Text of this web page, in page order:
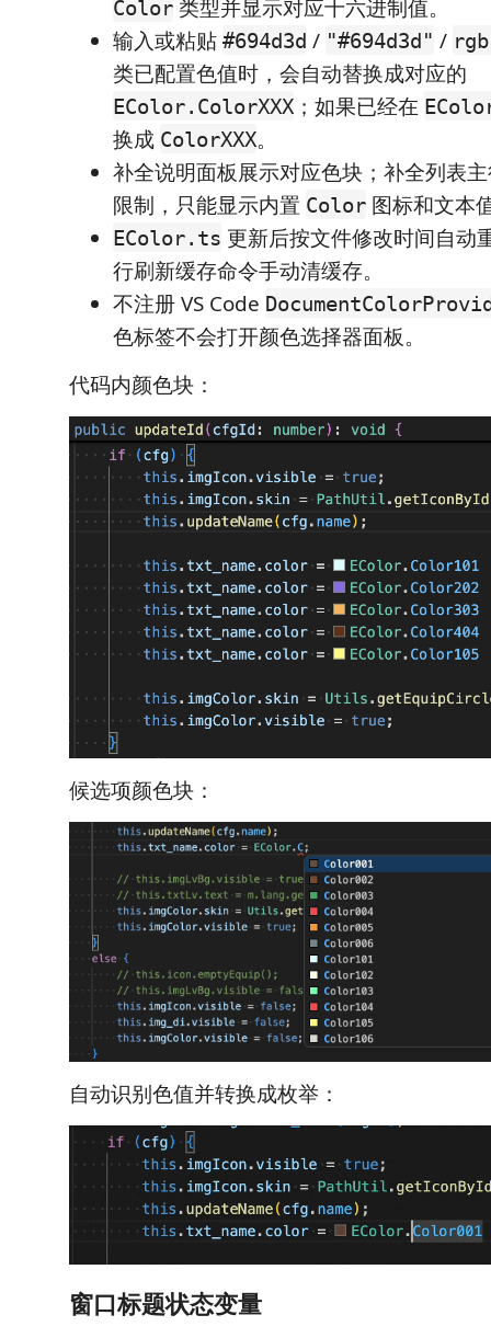
Color 类型并显示对应十六进制值。
输入或粘贴 #694d3d / "#694d3d" /
类已配置色值时，会自动替换成对应的
EColor.ColorXXX ；如果已经在
换成 ColorXXX。
补全说明面板展示对应色块；补全列表
限制，只能显示内置 Color 图标和文本
EColor.ts 更新后按文件修改时间自动
行刷新缓存命令手动清缓存。
不注册 VS Code
色标签不会打开颜色选择器面板。
代码内颜色块：
候选项颜色块：
自动识别色值并转换成枚举：
窗口标题状态变量